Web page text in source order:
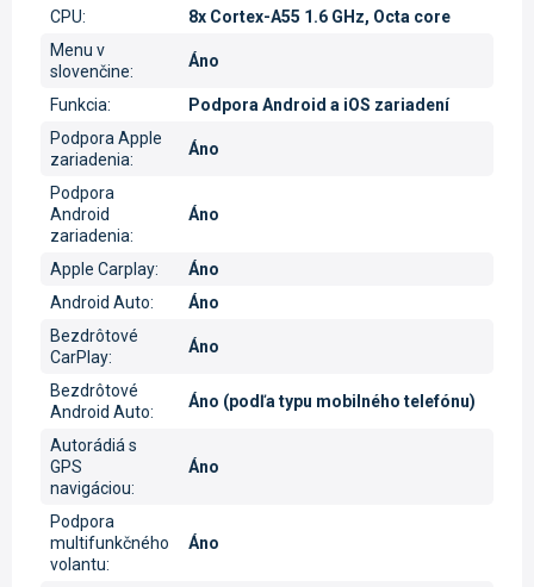
CPU:
8x Cortex-A55 1.6 GHz, Octa core
Menu v
slovenčine:
Áno
Funkcia:
Podpora Android a iOS zariadení
Podpora Apple
zariadenia:
Áno
Podpora
Android
zariadenia:
Áno
Apple Carplay:
Áno
Android Auto:
Áno
Bezdrôtové
CarPlay:
Áno
Bezdrôtové
Android Auto:
Áno (podľa typu mobilného telefónu)
Autorádiá s
GPS
navigáciou:
Áno
Podpora
multifunkčného
volantu:
Áno